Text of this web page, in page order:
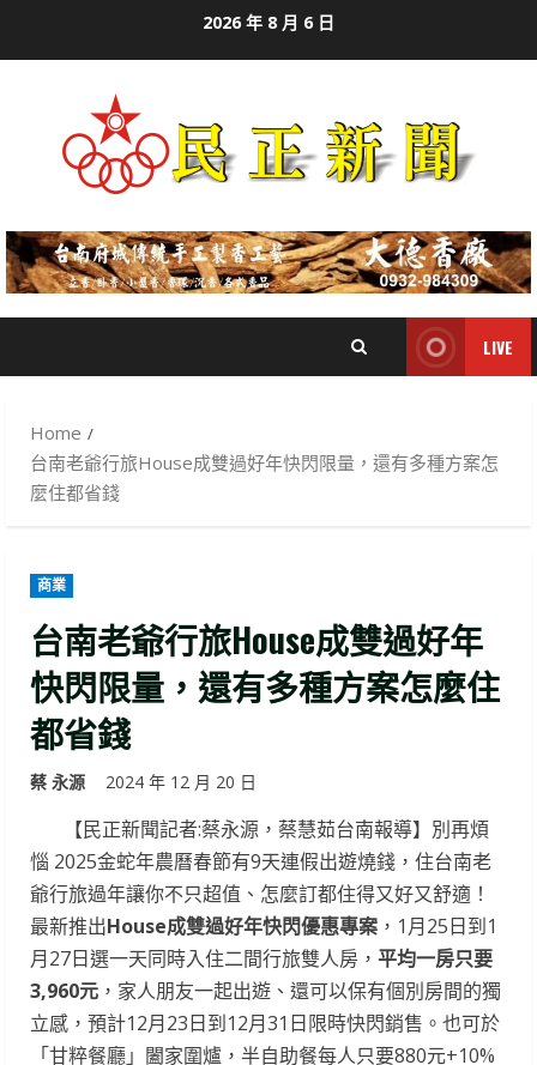
2026 年 8 月 6 日
LIVE
Home
台南老爺行旅House成雙過好年快閃限量，還有多種方案怎
麼住都省錢
商業
台南老爺行旅House成雙過好年
快閃限量，還有多種方案怎麼住
都省錢
蔡 永源 2024 年 12 月 20 日
【民正新聞記者:蔡永源，蔡慧茹台南報導】別再煩
惱 2025金蛇年農曆春節有9天連假出遊燒錢，住台南老
爺行旅過年讓你不只超值、怎麼訂都住得又好又舒適！
最新推出House成雙過好年快閃優惠專案 ，1月25日到1
月27日選一天同時入住二間行旅雙人房， 平均一房只要
3,960元 ，家人朋友一起出遊、還可以保有個別房間的獨
立感，預計12月23日到12月31日限時快閃銷售。也可於
「甘粹餐廳」闔家圍爐，半自助餐每人只要880元+10%